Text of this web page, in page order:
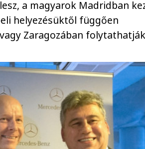
a magyarok Madridban
helyezésüktől függően
Zaragozában